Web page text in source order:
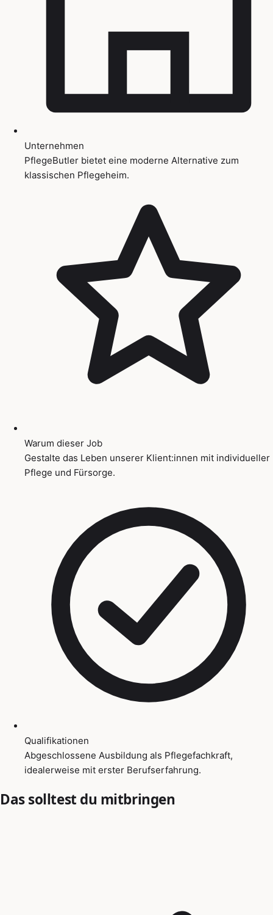
Unternehmen
PflegeButler bietet eine moderne Alternative zum
klassischen Pflegeheim.
Warum dieser Job
Gestalte das Leben unserer Klient:innen mit individueller
Pflege und Fürsorge.
Qualifikationen
Abgeschlossene Ausbildung als Pflegefachkraft,
idealerweise mit erster Berufserfahrung.
Das solltest du mitbringen